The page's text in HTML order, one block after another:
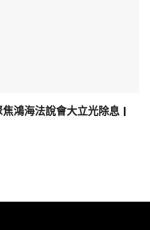
鴻海法說會大立光除息 |